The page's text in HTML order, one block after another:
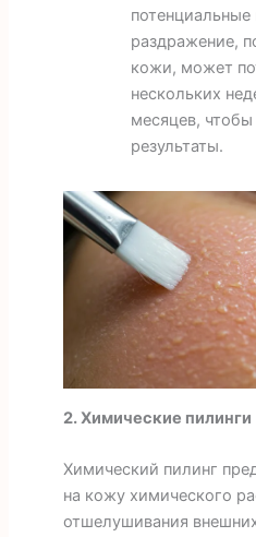
раздражение,
кожи, может
нескольких
месяцев,
результаты.
2. Химические пилинги
Химический пилинг
на кожу химического
отшелушивания